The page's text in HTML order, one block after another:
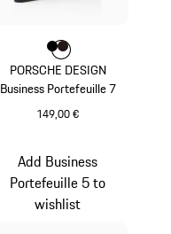
PORSCHE DESIGN
Business Portefeuille 7
149,00 €
Couleur
Couleur
Couleur
Add Business
Portefeuille 5 to
wishlist